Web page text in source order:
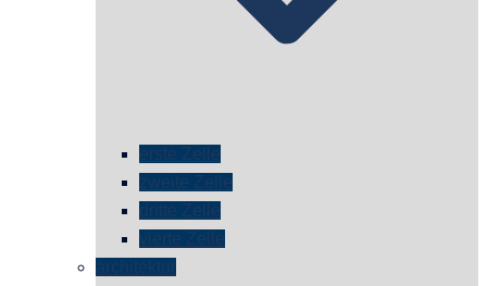
erste Zelle
zweite Zelle
dritte Zelle
vierte Zelle
architektur